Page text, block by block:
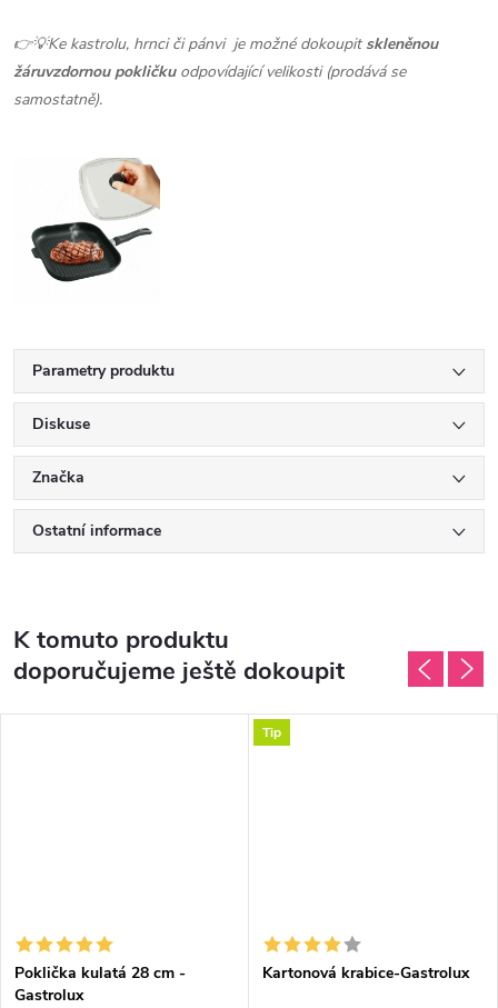
👉💡Ke kastrolu, hrnci či pánvi je možné dokoupit skleněnou
žáruvzdornou pokličkuodpovídající velikosti (prodává se
samostatně).
Parametry produktu
Diskuse
Značka
Ostatní informace
K tomuto produktu
doporučujeme ještě dokoupit
Poklička kulatá 28 cm -
Gastrolux
Tip
Kartonová krabice-Gastrolux